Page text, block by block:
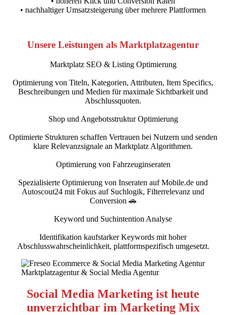
• nachhaltiger Umsatzsteigerung über mehrere Plattformen
Unsere Leistungen als Marktplatzagentur
Marktplatz SEO & Listing Optimierung
Optimierung von Titeln, Kategorien, Attributen, Item Specifics,
Beschreibungen und Medien für maximale Sichtbarkeit und
Abschlussquoten.
Shop und Angebotsstruktur Optimierung
Optimierte Strukturen schaffen Vertrauen bei Nutzern und senden
klare Relevanzsignale an Marktplatz Algorithmen.
Optimierung von Fahrzeuginseraten
Spezialisierte Optimierung von Inseraten auf Mobile.de und
Autoscout24 mit Fokus auf Suchlogik, Filterrelevanz und
Conversion 🚗
Keyword und Suchintention Analyse
Identifikation kaufstarker Keywords mit hoher
Abschlusswahrscheinlichkeit, plattformspezifisch umgesetzt.
Marktplatzagentur & Social Media Agentur
Social Media Marketing ist heute
unverzichtbar im Marketing Mix